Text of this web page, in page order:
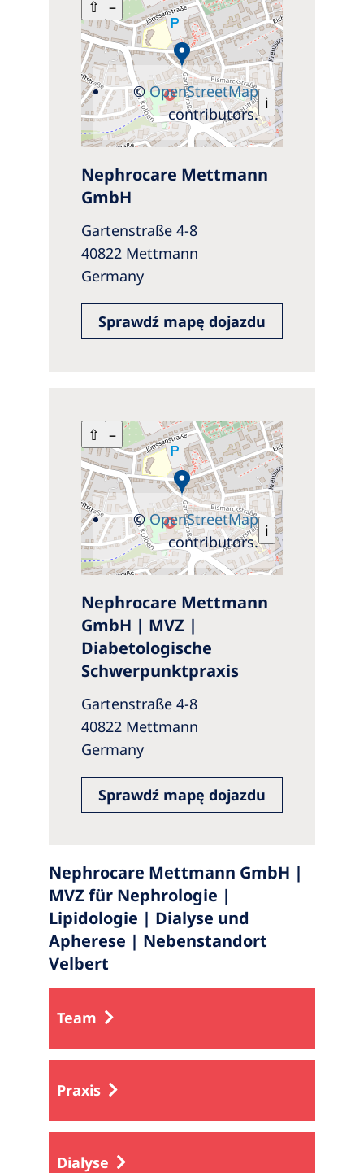
+ –
⇧
i
©OpenStreetMap
contributors.
Nephrocare Mettmann
GmbH
Gartenstraße 4-8
40822 Mettmann
Germany
Sprawdź mapę dojazdu
+ –
⇧
i
©OpenStreetMap
contributors.
Nephrocare Mettmann
GmbH | MVZ |
Diabetologische
Schwerpunktpraxis
Gartenstraße 4-8
40822 Mettmann
Germany
Sprawdź mapę dojazdu
Nephrocare Mettmann GmbH |
MVZ für Nephrologie |
Lipidologie | Dialyse und
Apherese | Nebenstandort
Velbert
Team
Praxis
Dialyse